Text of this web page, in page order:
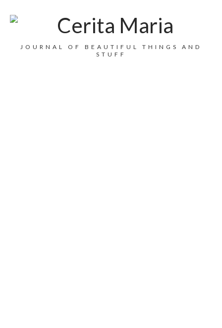
JOURNAL OF BEAUTIFUL THINGS AND
STUFF